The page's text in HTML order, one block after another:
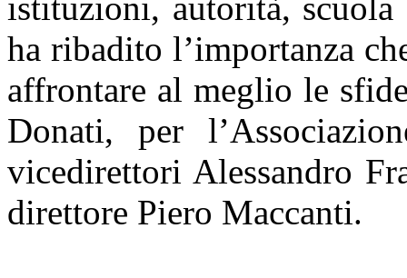
ha ribadito l’importanza
affrontare al meglio le
Donati, per
vicedirettori Alessandro
direttore Piero Maccanti.